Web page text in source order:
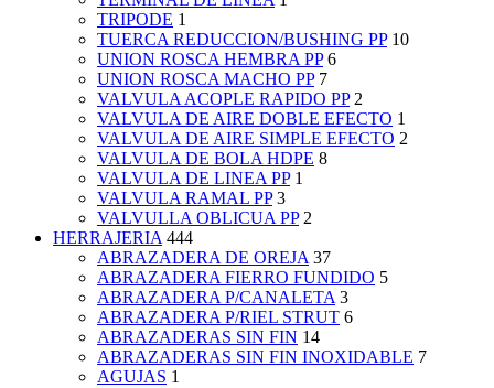
TRIPODE 1
TUERCA REDUCCION/BUSHING PP 10
UNION ROSCA HEMBRA PP 6
UNION ROSCA MACHO PP 7
VALVULA ACOPLE RAPIDO PP 2
VALVULA DE AIRE DOBLE EFECTO 1
VALVULA DE AIRE SIMPLE EFECTO 2
VALVULA DE BOLA HDPE 8
VALVULA DE LINEA PP 1
VALVULA RAMAL PP 3
VALVULLA OBLICUA PP 2
HERRAJERIA 444
ABRAZADERA DE OREJA 37
ABRAZADERA FIERRO FUNDIDO 5
ABRAZADERA P/CANALETA 3
ABRAZADERA P/RIEL STRUT 6
ABRAZADERAS SIN FIN 14
ABRAZADERAS SIN FIN INOXIDABLE 7
AGUJAS 1